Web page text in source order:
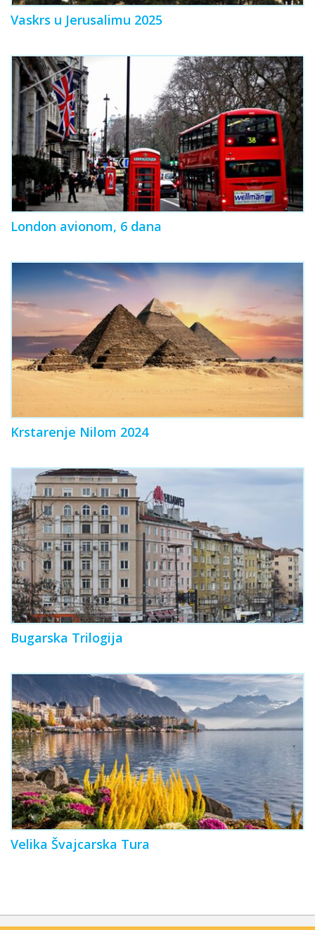
Vaskrs u Jerusalimu 2025
London avionom, 6 dana
Krstarenje Nilom 2024
Bugarska Trilogija
Velika Švajcarska Tura